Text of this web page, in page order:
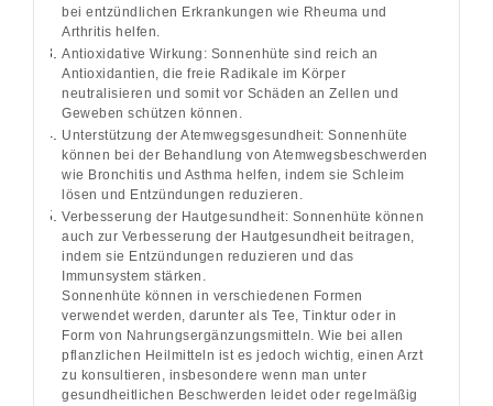
bei entzündlichen Erkrankungen wie Rheuma und
Arthritis helfen.
Antioxidative Wirkung: Sonnenhüte sind reich an
Antioxidantien, die freie Radikale im Körper
neutralisieren und somit vor Schäden an Zellen und
Geweben schützen können.
Unterstützung der Atemwegsgesundheit: Sonnenhüte
können bei der Behandlung von Atemwegsbeschwerden
wie Bronchitis und Asthma helfen, indem sie Schleim
lösen und Entzündungen reduzieren.
Verbesserung der Hautgesundheit: Sonnenhüte können
auch zur Verbesserung der Hautgesundheit beitragen,
indem sie Entzündungen reduzieren und das
Immunsystem stärken.
Sonnenhüte können in verschiedenen Formen
verwendet werden, darunter als Tee, Tinktur oder in
Form von Nahrungsergänzungsmitteln. Wie bei allen
pflanzlichen Heilmitteln ist es jedoch wichtig, einen Arzt
zu konsultieren, insbesondere wenn man unter
gesundheitlichen Beschwerden leidet oder regelmäßig